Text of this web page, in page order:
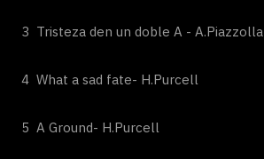
3 Tristeza den un doble A - A.Piazzolla
4 What a sad fate- H.Purcell
5 A Ground- H.Purcell